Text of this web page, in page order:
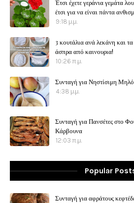
Έτσι έχετε γεράνια γεμάτα
έτσι για να είναι πάντα
9:18 μ.μ.
3 κουτάλια ανά λεκάνη και
άσπρα από καινουρια!
10:26 π.μ.
Συνταγή για Νηστίσιμη
4:38 μ.μ.
Συνταγή για Πανσέτες στο
Κάρβουνα
12:03 π.μ.
Popular
Συνταγή για αφράτους